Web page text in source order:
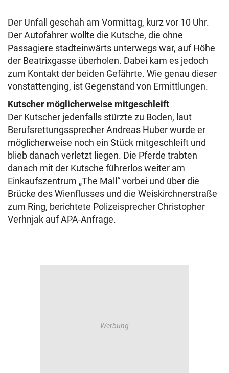
Der Unfall geschah am Vormittag, kurz vor 10 Uhr.
Der Autofahrer wollte die Kutsche, die ohne
Passagiere stadteinwärts unterwegs war, auf Höhe
der Beatrixgasse überholen. Dabei kam es jedoch
zum Kontakt der beiden Gefährte. Wie genau dieser
vonstattenging, ist Gegenstand von Ermittlungen.
Kutscher möglicherweise mitgeschleift
Der Kutscher jedenfalls stürzte zu Boden, laut
Berufsrettungssprecher Andreas Huber wurde er
möglicherweise noch ein Stück mitgeschleift und
blieb danach verletzt liegen. Die Pferde trabten
danach mit der Kutsche führerlos weiter am
Einkaufszentrum „The Mall“ vorbei und über die
Brücke des Wienflusses und die Weiskirchnerstraße
zum Ring, berichtete Polizeisprecher Christopher
Verhnjak auf APA-Anfrage.